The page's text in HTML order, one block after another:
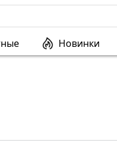
Новинки